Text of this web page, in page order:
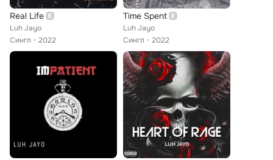
Real Life
Luh Jayo
Сингл
2022
Time Spent
Luh Jayo
Сингл
2022